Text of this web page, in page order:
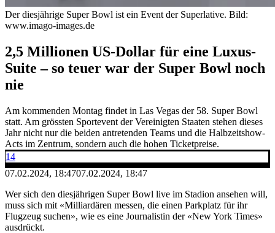
Der diesjährige Super Bowl ist ein Event der Superlative. Bild:
www.imago-images.de
2,5 Millionen US-Dollar für eine Luxus-
Suite – so teuer war der Super Bowl noch
nie
Am kommenden Montag findet in Las Vegas der 58. Super Bowl
statt. Am grössten Sportevent der Vereinigten Staaten stehen dieses
Jahr nicht nur die beiden antretenden Teams und die Halbzeitshow-
Acts im Zentrum, sondern auch die hohen Ticketpreise.
14
07.02.2024, 18:4707.02.2024, 18:47
Wer sich den diesjährigen Super Bowl live im Stadion ansehen will,
muss sich mit «Milliardären messen, die einen Parkplatz für ihr
Flugzeug suchen», wie es eine Journalistin der «New York Times»
ausdrückt.